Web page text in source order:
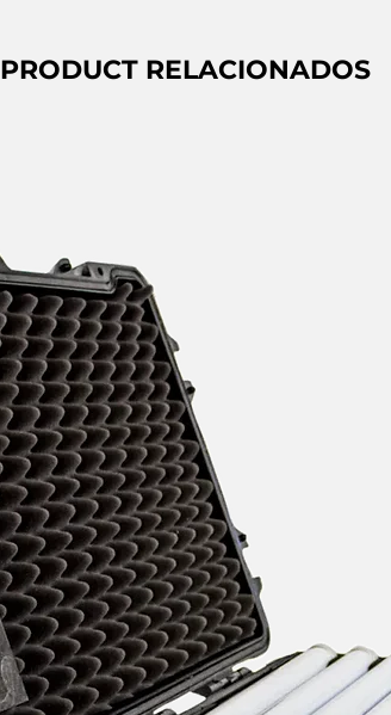
PRODUCT RELACIONADOS